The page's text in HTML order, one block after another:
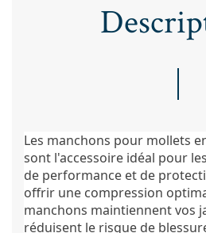
Les manchons pour mollets
sont l'accessoire idéal pour
de performance et de
offrir une compression
manchons maintiennent vos
réduisent le risque de